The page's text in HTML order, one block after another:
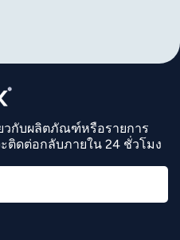
วกับผลิตภัณฑ์หรือรายการ
ติดต่อกลับภายใน 24 ชั่วโมง